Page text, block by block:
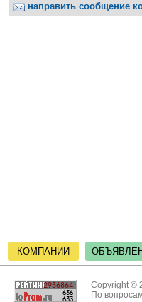
направить сообщение
КОМПАНИИ
Copyright ©
По